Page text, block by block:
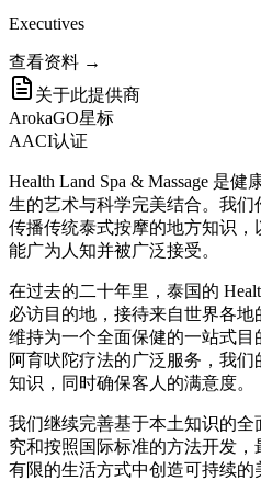
Executives
查看资料 →
关于此提供商
ArokaGO星标
AACI认证
Health Land Spa & Massage 是
生的艺术与科学完美结合。我
传播传统泰式按摩的地方知识
能广为人知并被广泛接受。
在过去的二十年里，泰国的
必访目的地，接待来自世界各地
维持为一个全面保健的一站式目
阿育吠陀疗法的广泛服务，我
知识，同时确保客人的满意度。
我们继续完善基于本土知识的
究和按照国际标准的方法开发
有限的生活方式中创造可持续